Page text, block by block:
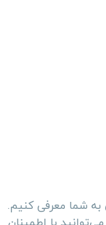
به شما معرفی کنیم.